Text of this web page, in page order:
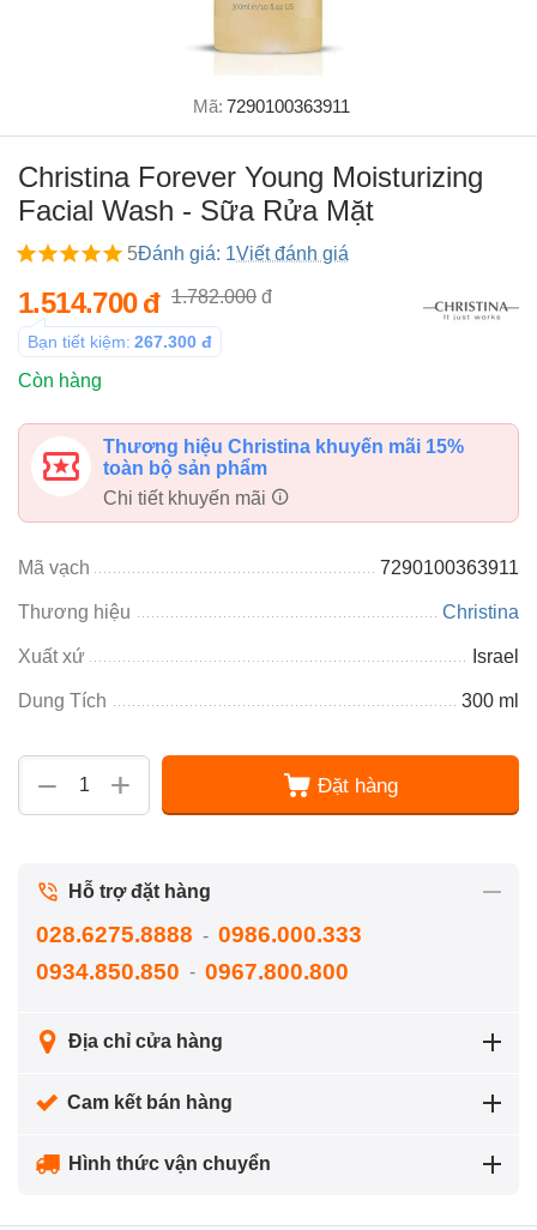
Mã: 7290100363911
Christina Forever Young Moisturizing
Facial Wash - Sữa Rửa Mặt
5Đánh giá: 1Viết đánh giá
1.514.700đ 1.782.000 đ
Bạn tiết kiệm: 267.300 đ
Còn hàng
Thương hiệu Christina khuyến mãi 15%
toàn bộ sản phẩm
Chi tiết khuyến mãi
Mã vạch 7290100363911
Thương hiệu Christina
Xuất xứ Israel
Dung Tích 300 ml
+
− Đặt hàng
Hỗ trợ đặt hàng
028.6275.8888 - 0986.000.333
0934.850.850 - 0967.800.800
Địa chỉ cửa hàng
Cam kết bán hàng
Hình thức vận chuyển